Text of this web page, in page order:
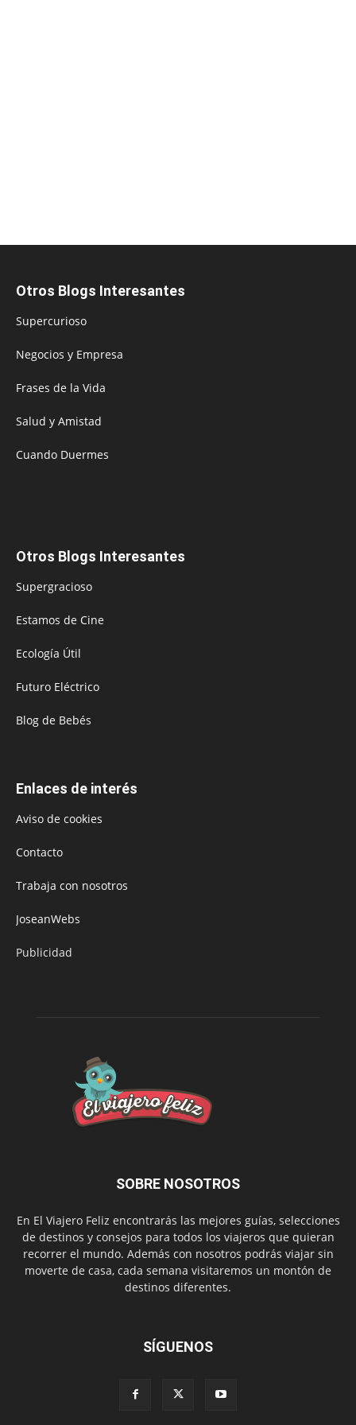
Otros Blogs Interesantes
Supercurioso
Negocios y Empresa
Frases de la Vida
Salud y Amistad
Cuando Duermes
Otros Blogs Interesantes
Supergracioso
Estamos de Cine
Ecología Útil
Futuro Eléctrico
Blog de Bebés
Enlaces de interés
Aviso de cookies
Contacto
Trabaja con nosotros
JoseanWebs
Publicidad
SOBRE NOSOTROS
En El Viajero Feliz encontrarás las mejores guías, selecciones
de destinos y consejos para todos los viajeros que quieran
recorrer el mundo. Además con nosotros podrás viajar sin
moverte de casa, cada semana visitaremos un montón de
destinos diferentes.
SÍGUENOS